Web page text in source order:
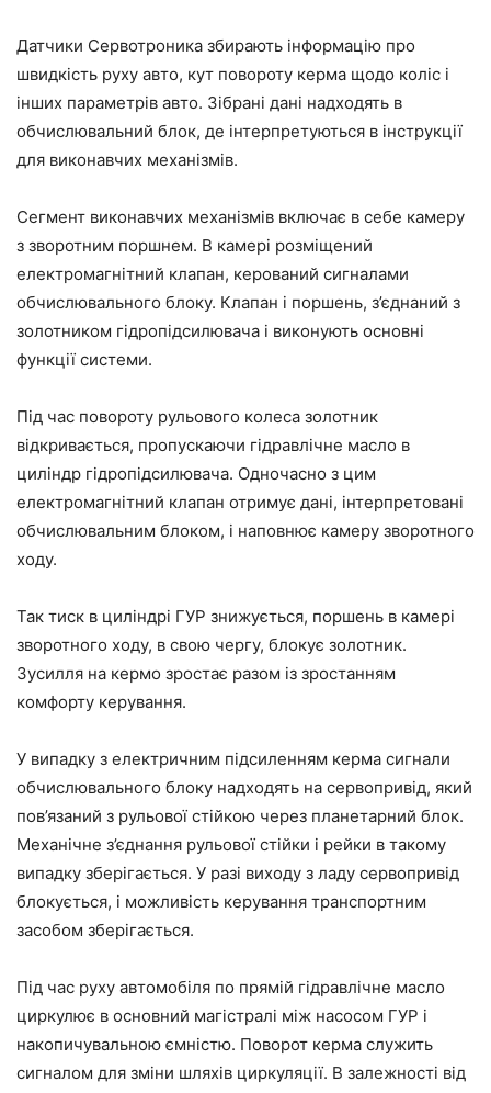
Датчики Сервотроника збирають інформацію про
швидкість руху авто, кут повороту керма щодо коліс і
інших параметрів авто. Зібрані дані надходять в
обчислювальний блок, де інтерпретуються в інструкції
для виконавчих механізмів.
Сегмент виконавчих механізмів включає в себе камеру
з зворотним поршнем. В камері розміщений
електромагнітний клапан, керований сигналами
обчислювального блоку. Клапан і поршень, з’єднаний з
золотником гідропідсилювача і виконують основні
функції системи.
Під час повороту рульового колеса золотник
відкривається, пропускаючи гідравлічне масло в
циліндр гідропідсилювача. Одночасно з цим
електромагнітний клапан отримує дані, інтерпретовані
обчислювальним блоком, і наповнює камеру зворотного
ходу.
Так тиск в циліндрі ГУР знижується, поршень в камері
зворотного ходу, в свою чергу, блокує золотник.
Зусилля на кермо зростає разом із зростанням
комфорту керування.
У випадку з електричним підсиленням керма сигнали
обчислювального блоку надходять на сервопривід, який
пов’язаний з рульової стійкою через планетарний блок.
Механічне з’єднання рульової стійки і рейки в такому
випадку зберігається. У разі виходу з ладу сервопривід
блокується, і можливість керування транспортним
засобом зберігається.
Під час руху автомобіля по прямій гідравлічне масло
циркулює в основний магістралі між насосом ГУР і
накопичувальною ємністю. Поворот керма служить
сигналом для зміни шляхів циркуляції. В залежності від